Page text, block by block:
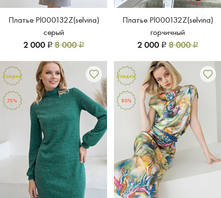
Платье Pl000132Z(selvina)
серый
2 000 Р 8 000Р
Платье Pl000132Z(selvina)
горчичный
2 000 Р 8 000Р
Скидка
75%
Скидка
80%